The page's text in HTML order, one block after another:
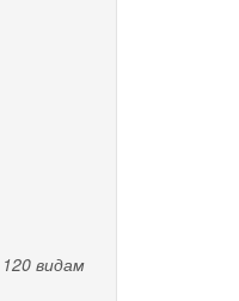
видам